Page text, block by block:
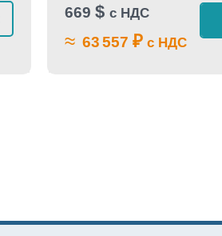
669 $ с НДС
≈ 63 557 ₽ с НДС